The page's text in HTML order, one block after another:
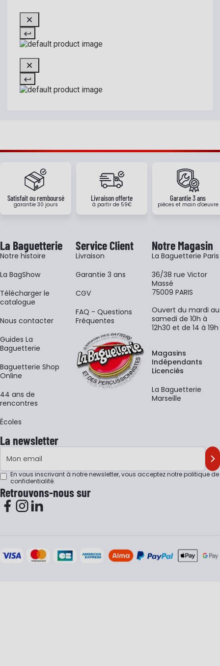
Satisfait ou remboursé
garantie 30 jours
Livraison offerte
à partir de 59€
Garantie 3 ans
pièces et main d'oeuvre
La Baguetterie
Notre histoire
La BagShow
​Télécharger le
catalogue
Nous contacter
Guides La
Baguetterie
Baguetterie Shop
Online
44 ans de
rencontres
Écoles
Service Client
Livraison
Garantie 3 ans
CGV
FAQ - Questions
Fréquentes
Notre Magasin
La Baguetterie Paris
36/38 rue Victor
Massé
75009 PARIS
Ouvert du mardi au
samedi de 10h à
12h30 et de 14 à 19h
Magasins
Indépendants
Licenciés
La Baguetterie
Marseille
La newsletter
Adresse e-mail
En vous inscrivant à notre newsletter, vous acceptez notrepolitique de
confidentialité.
Retrouvons-nous sur